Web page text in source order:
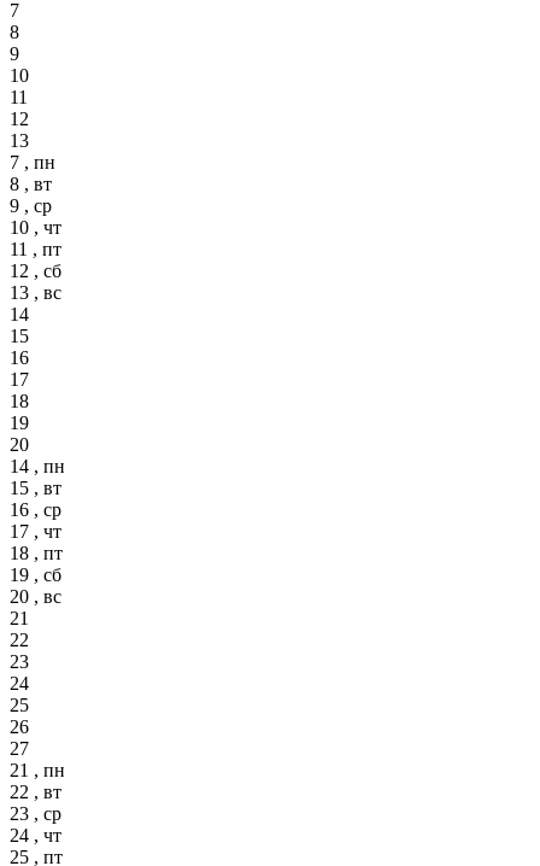
7
8
9
10
11
12
13
7 , пн
8 , вт
9 , ср
10 , чт
11 , пт
12 , сб
13 , вс
14
15
16
17
18
19
20
14 , пн
15 , вт
16 , ср
17 , чт
18 , пт
19 , сб
20 , вс
21
22
23
24
25
26
27
21 , пн
22 , вт
23 , ср
24 , чт
25 , пт